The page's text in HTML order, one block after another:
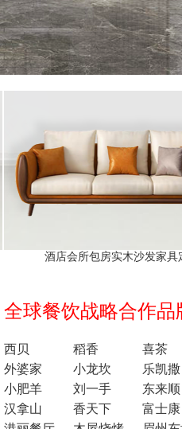
酒店会所包房实木沙发家具
全球餐饮战略合作品
西贝 稻香
喜茶
外婆家
小龙坎
乐凯撒
小肥羊
刘一手
东来顺
汉拿山
香天下
富士康